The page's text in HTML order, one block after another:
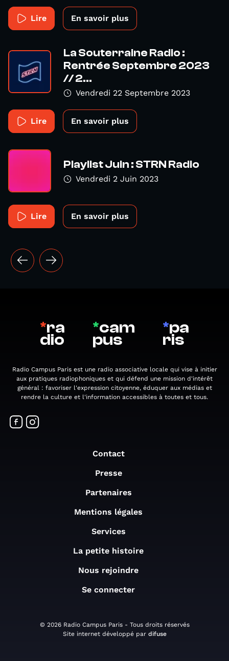
Lire En savoir plus
La Souterraine Radio :
Rentrée Septembre 2023
// 2...
Vendredi 22 Septembre 2023
Lire En savoir plus
Playlist Juin : STRN Radio
Vendredi 2 Juin 2023
Lire En savoir plus
*ra
dio
*cam
pus
*pa
ris
Radio Campus Paris est une radio associative locale qui vise à initier
aux pratiques radiophoniques et qui défend une mission d'intérêt
général : favoriser l'expression citoyenne, éduquer aux médias et
rendre la culture et l'information accessibles à toutes et tous.
Contact
Presse
Partenaires
Mentions légales
Services
La petite histoire
Nous rejoindre
Se connecter
© 2026 Radio Campus Paris - Tous droits réservés
Site internet développé par difuse